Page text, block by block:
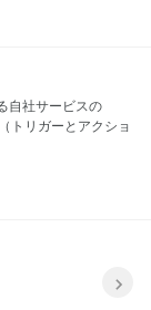
自社サービスの
トリガーとアクショ